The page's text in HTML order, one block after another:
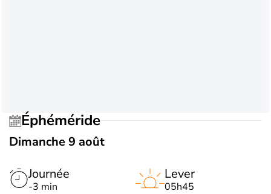
Éphéméride
Dimanche 9 août
Journée
-3 min
Lever
05h45